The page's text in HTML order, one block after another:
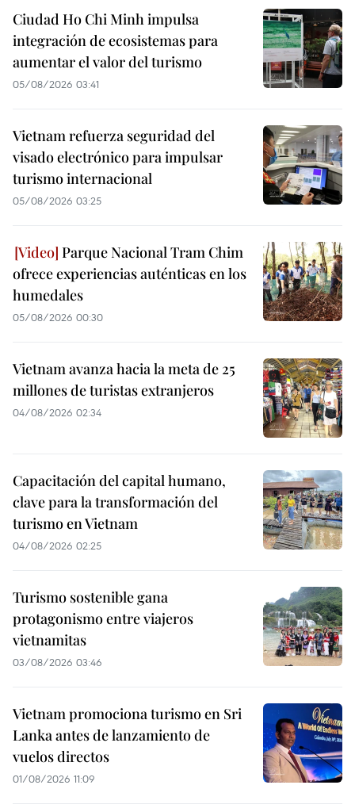
Ciudad Ho Chi Minh impulsa
integración de ecosistemas para
aumentar el valor del turismo
05/08/2026 03:41
Vietnam refuerza seguridad del
visado electrónico para impulsar
turismo internacional
05/08/2026 03:25
Parque Nacional Tram Chim
ofrece experiencias auténticas en los
humedales
05/08/2026 00:30
Vietnam avanza hacia la meta de 25
millones de turistas extranjeros
04/08/2026 02:34
Capacitación del capital humano,
clave para la transformación del
turismo en Vietnam
04/08/2026 02:25
Turismo sostenible gana
protagonismo entre viajeros
vietnamitas
03/08/2026 03:46
Vietnam promociona turismo en Sri
Lanka antes de lanzamiento de
vuelos directos
01/08/2026 11:09